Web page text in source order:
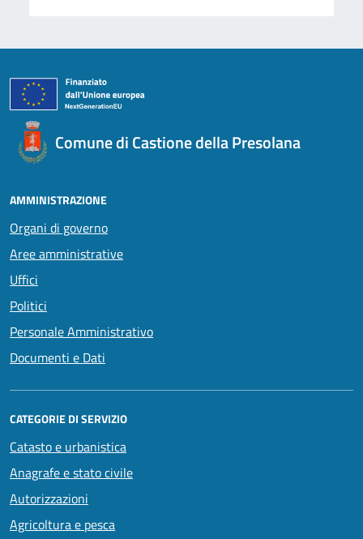
Comune di Castione della Presolana
AMMINISTRAZIONE
Organi di governo
Aree amministrative
Uffici
Politici
Personale Amministrativo
Documenti e Dati
CATEGORIE DI SERVIZIO
Catasto e urbanistica
Anagrafe e stato civile
Autorizzazioni
Agricoltura e pesca